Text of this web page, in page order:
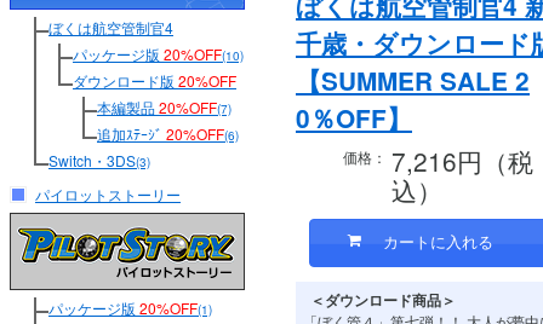
ぼくは航空管制官4
パッケージ版 20%OFF(10)
ダウンロード版 20%OFF
本編製品20%OFF(7)
追加ｽﾃｰｼﾞ 20%OFF(6)
Switch・3DS(3)
パイロットストーリー
パッケージ版 20%OFF(1)
千歳・ダウンロード
【SUMMER SALE 2
0％OFF】
価格： 7,216円（税
込）
＜ダウンロード商品＞